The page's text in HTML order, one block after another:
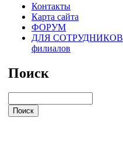
Контакты
Карта сайта
ФОРУМ
ДЛЯ СОТРУДНИКОВ
филиалов
Поиск